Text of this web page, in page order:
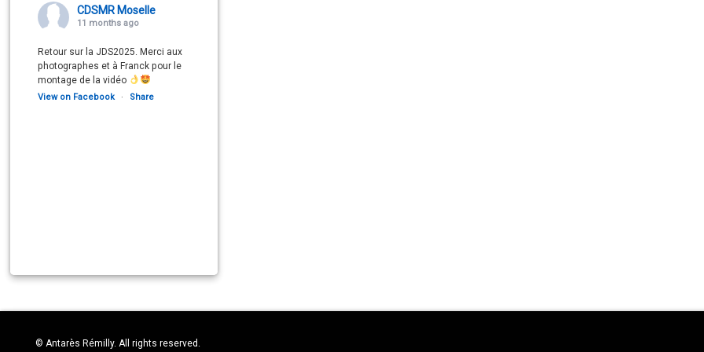
CDSMR Moselle
11 months ago
Retour sur la JDS2025. Merci aux
photographes et à Franck pour le
montage de la vidéo
View on Facebook · Share
© Antarès Rémilly. All rights reserved.